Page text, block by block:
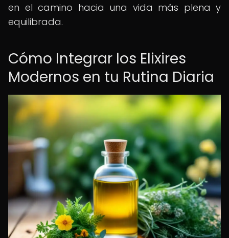
en el camino hacia una vida más plena y
equilibrada.
Cómo Integrar los Elixires
Modernos en tu Rutina Diaria